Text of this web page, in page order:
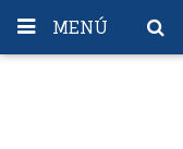
MENÚ